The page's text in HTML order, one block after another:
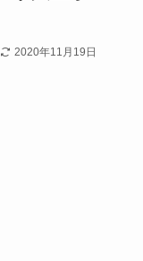
2020年11月19日